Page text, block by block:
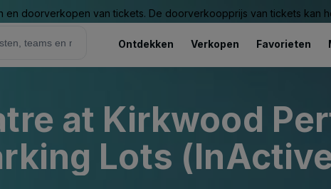
doorverkopen van tickets. De doorverkoopprijs van tickets kan
Ontdekken Verkopen Favorieten
at Kirkwood
Lots